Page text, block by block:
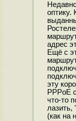
оптику.
адрес
Ещё с
эту
PPPoE
что-то
лазить,
(как на